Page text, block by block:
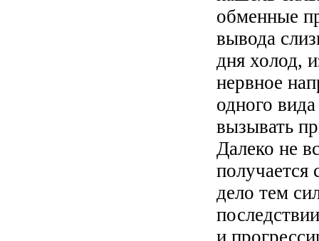
обменные
вывода
дня холод,
нервное
одного
вызывать
Далеко не
получается
дело тем
и